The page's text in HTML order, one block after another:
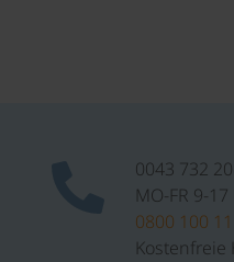
0043 732
MO-FR 9-17
0800 100